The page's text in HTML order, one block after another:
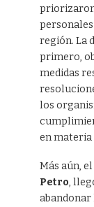
priorizaron
región. La
primero,
medidas
los
en
Más aún,
Petro,
abandonar